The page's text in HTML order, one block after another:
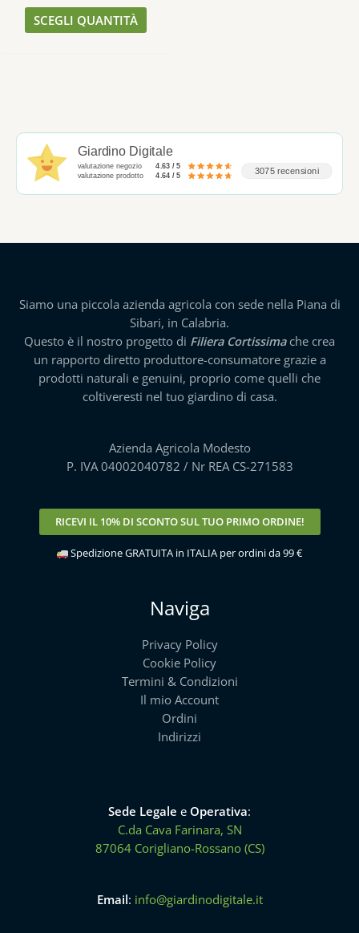
SCEGLI QUANTITÀ
Giardino Digitale
valutazione negozio 4.63 / 5
valutazione prodotto 4.64 / 5 3075 recensioni
Siamo una piccola azienda agricola con sede nella Piana di
Sibari, in Calabria.
Questo è il nostro progetto di Filiera Cortissimache crea
un rapporto diretto produttore-consumatore grazie a
prodotti naturali e genuini, proprio come quelli che
coltiveresti nel tuo giardino di casa.
Azienda Agricola Modesto
P. IVA 04002040782 / Nr REA CS-271583
RICEVI IL 10% DI SCONTOSUL TUO PRIMO ORDINE!
Spedizione GRATUITA in ITALIA per ordini da 99 €
Naviga
Privacy Policy
Cookie Policy
Termini & Condizioni
Il mio Account
Ordini
Indirizzi
Sede Legale e Operativa:
C.da Cava Farinara, SN
87064 Corigliano-Rossano (CS)
Email: info@giardinodigitale.it